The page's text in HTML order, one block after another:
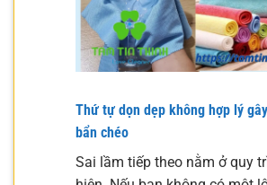
Thứ tự dọn dẹp không hợp lý
bẩn chéo
Sai lầm tiếp theo nằm ở quy